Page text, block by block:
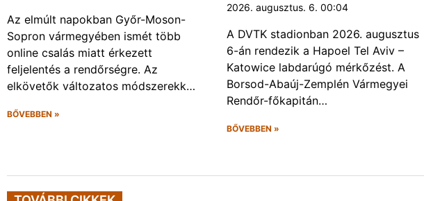
Az elmúlt napokban Győr-Moson-
Sopron vármegyében ismét több
online csalás miatt érkezett
feljelentés a rendőrségre. Az
elkövetők változatos módszerekk…
BŐVEBBEN »
2026. augusztus. 6. 00:04
A DVTK stadionban 2026. augusztus
6-án rendezik a Hapoel Tel Aviv –
Katowice labdarúgó mérkőzést. A
Borsod-Abaúj-Zemplén Vármegyei
Rendőr-főkapitán…
BŐVEBBEN »